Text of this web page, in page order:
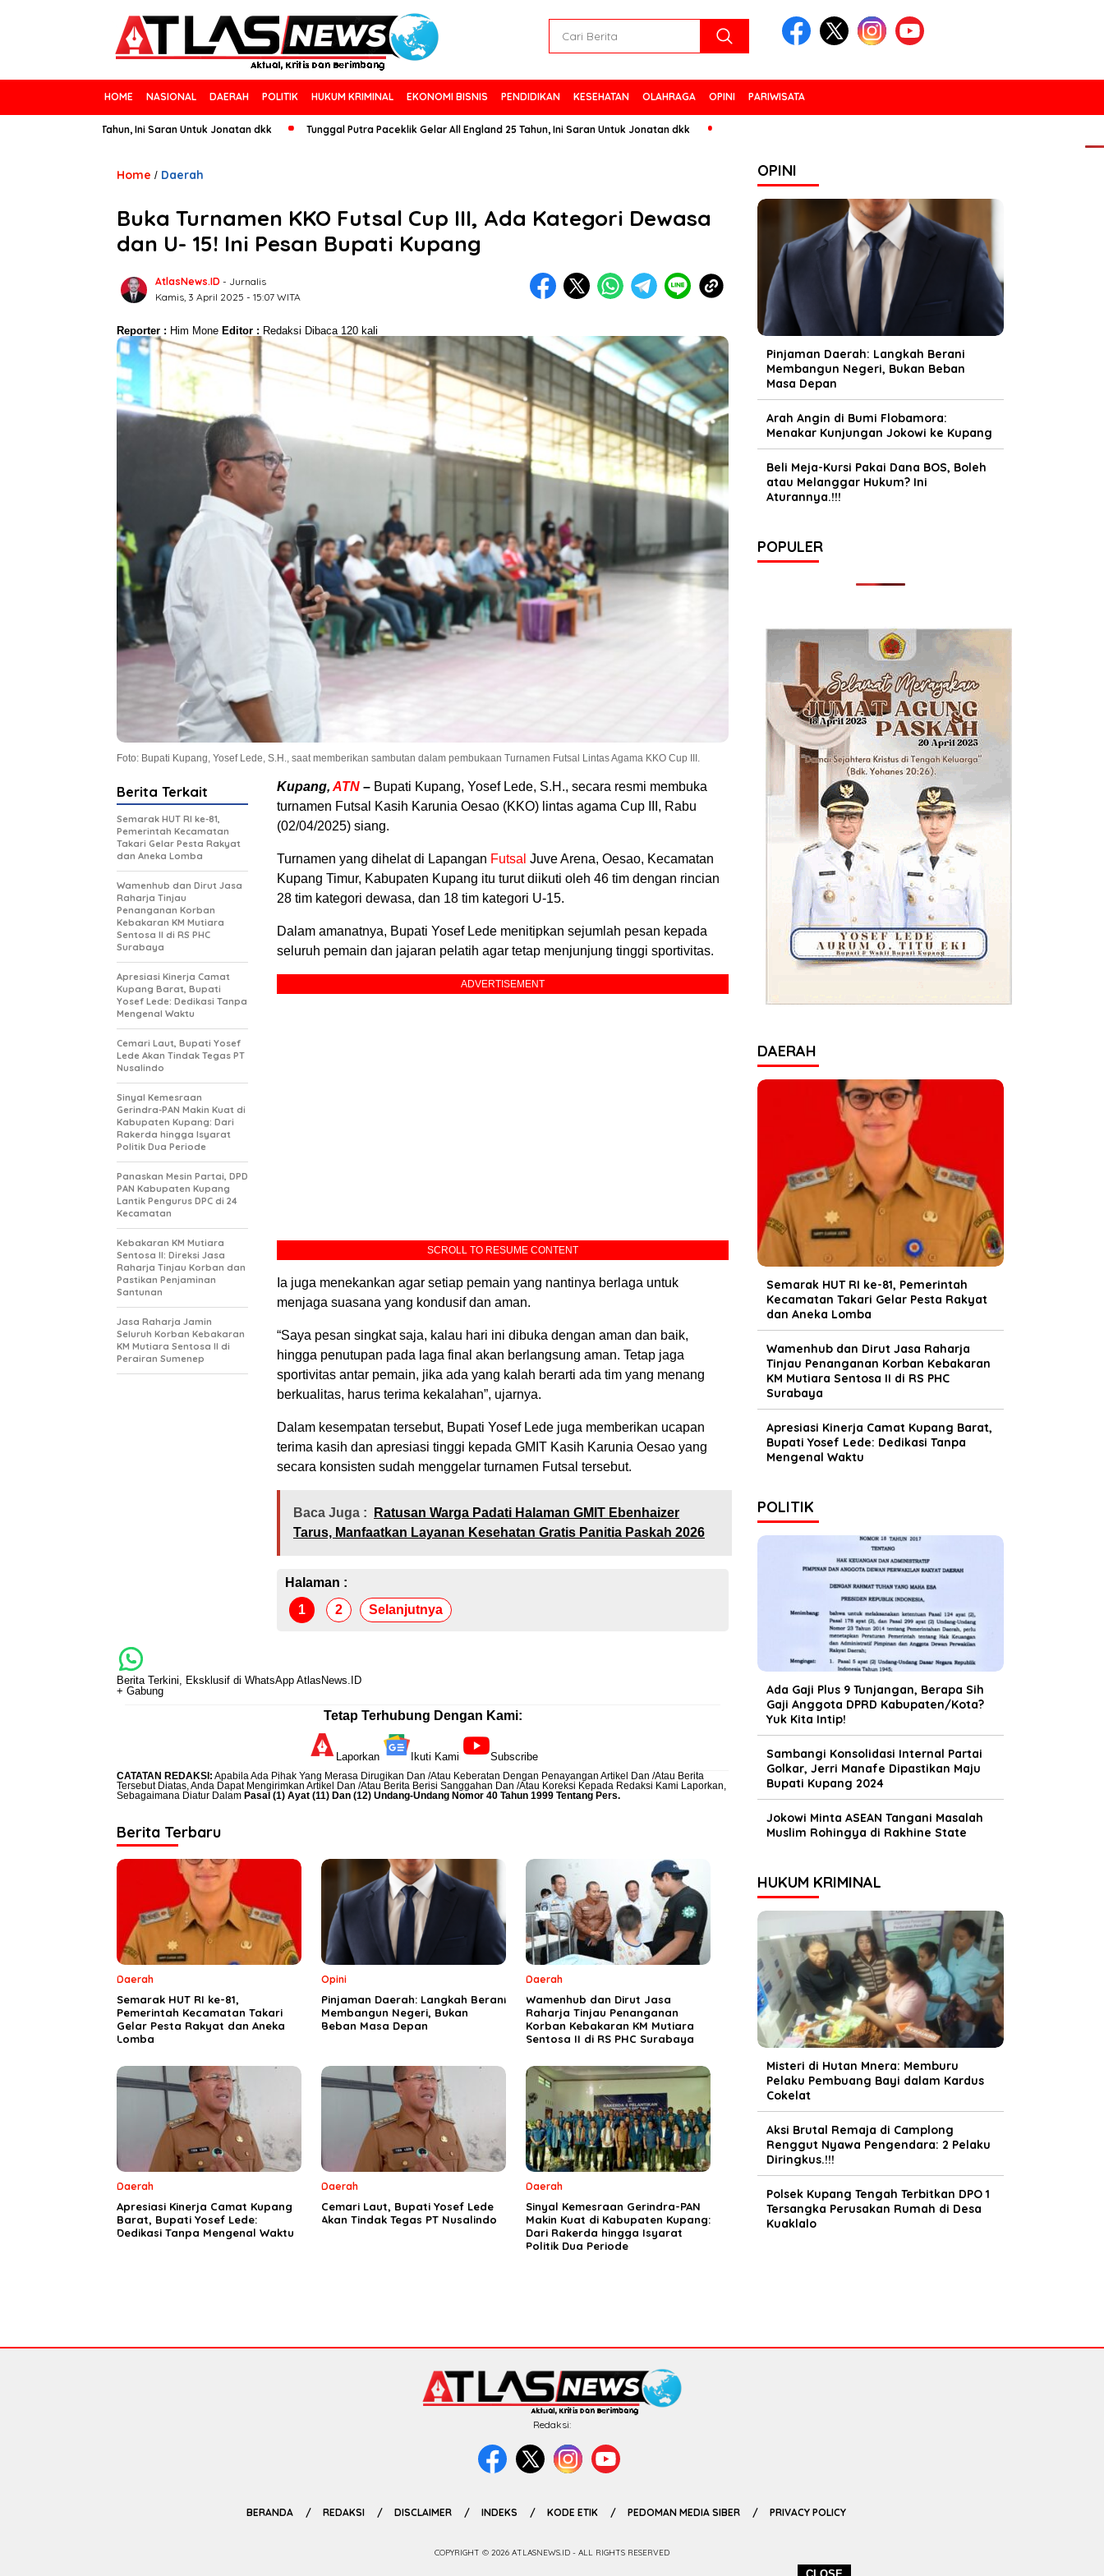
HOME NASIONAL DAERAH POLITIK HUKUM KRIMINAL EKONOMI BISNIS PENDIDIKAN KESEHATAN OLAHRAGA OPINI PARIWISATA
25 Tahun, Ini Saran Untuk Jonatan dkk Tunggal Putra Paceklik Gelar All England 25 Tahun, Ini Saran Untuk Jonatan dkk
Home / Daerah
Buka Turnamen KKO Futsal Cup III, Ada Kategori Dewasa
dan U- 15! Ini Pesan Bupati Kupang
AtlasNews.ID - Jurnalis
Kamis, 3 April 2025 - 15:07 WITA
Reporter : Him Mone Editor : Redaksi Dibaca 120 kali
Foto: Bupati Kupang, Yosef Lede, S.H., saat memberikan sambutan dalam pembukaan Turnamen Futsal Lintas Agama KKO Cup III.
Kupang, ATN – Bupati Kupang, Yosef Lede, S.H., secara resmi membuka
turnamen Futsal Kasih Karunia Oesao (KKO) lintas agama Cup III, Rabu
(02/04/2025) siang.
Turnamen yang dihelat di Lapangan Futsal Juve Arena, Oesao, Kecamatan
Kupang Timur, Kabupaten Kupang itu turut diikuti oleh 46 tim dengan rincian
28 tim kategori dewasa, dan 18 tim kategori U-15.
Dalam amanatnya, Bupati Yosef Lede menitipkan sejumlah pesan kepada
seluruh pemain dan jajaran pelatih agar tetap menjunjung tinggi sportivitas.
ADVERTISEMENT
SCROLL TO RESUME CONTENT
Ia juga menekankan agar setiap pemain yang nantinya berlaga untuk
menjaga suasana yang kondusif dan aman.
“Saya pesan singkat saja, kalau hari ini dibuka dengan aman dan baik,
hingga penutupan pada laga final akan berlangsung aman. Tetap jaga
sportivitas antar pemain, jika ada yang kalah berarti ada tim yang menang
berkualitas, harus terima kekalahan”, ujarnya.
Dalam kesempatan tersebut, Bupati Yosef Lede juga memberikan ucapan
terima kasih dan apresiasi tinggi kepada GMIT Kasih Karunia Oesao yang
secara konsisten sudah menggelar turnamen Futsal tersebut.
Baca Juga :
Ratusan Warga Padati Halaman GMIT Ebenhaizer
Tarus, Manfaatkan Layanan Kesehatan Gratis Panitia Paskah 2026
Halaman :
1
2 Selanjutnya
Berita Terkait
Semarak HUT RI ke-81,
Pemerintah Kecamatan
Takari Gelar Pesta Rakyat
dan Aneka Lomba
Wamenhub dan Dirut Jasa
Raharja Tinjau
Penanganan Korban
Kebakaran KM Mutiara
Sentosa II di RS PHC
Surabaya
Apresiasi Kinerja Camat
Kupang Barat, Bupati
Yosef Lede: Dedikasi Tanpa
Mengenal Waktu
Cemari Laut, Bupati Yosef
Lede Akan Tindak Tegas PT
Nusalindo
Sinyal Kemesraan
Gerindra-PAN Makin Kuat di
Kabupaten Kupang: Dari
Rakerda hingga Isyarat
Politik Dua Periode
Panaskan Mesin Partai, DPD
PAN Kabupaten Kupang
Lantik Pengurus DPC di 24
Kecamatan
Kebakaran KM Mutiara
Sentosa II: Direksi Jasa
Raharja Tinjau Korban dan
Pastikan Penjaminan
Santunan
Jasa Raharja Jamin
Seluruh Korban Kebakaran
KM Mutiara Sentosa II di
Perairan Sumenep
Berita Terkini, Eksklusif di WhatsApp AtlasNews.ID
+ Gabung
Tetap Terhubung Dengan Kami:
Laporkan Ikuti Kami Subscribe
CATATAN REDAKSI : Apabila Ada Pihak Yang Merasa Dirugikan Dan /Atau Keberatan Dengan Penayangan Artikel Dan /Atau Berita
Tersebut Diatas, Anda Dapat Mengirimkan Artikel Dan /Atau Berita Berisi Sanggahan Dan /Atau Koreksi Kepada Redaksi Kami Laporkan,
Sebagaimana Diatur Dalam Pasal (1) Ayat (11) Dan (12) Undang-Undang Nomor 40 Tahun 1999 Tentang Pers.
Berita Terbaru
Daerah
Semarak HUT RI ke-81,
Pemerintah Kecamatan Takari
Gelar Pesta Rakyat dan Aneka
Lomba
Opini
Pinjaman Daerah: Langkah Berani
Membangun Negeri, Bukan
Beban Masa Depan
Daerah
Wamenhub dan Dirut Jasa
Raharja Tinjau Penanganan
Korban Kebakaran KM Mutiara
Sentosa II di RS PHC Surabaya
Daerah
Apresiasi Kinerja Camat Kupang
Barat, Bupati Yosef Lede:
Dedikasi Tanpa Mengenal Waktu
Daerah
Cemari Laut, Bupati Yosef Lede
Akan Tindak Tegas PT Nusalindo
Daerah
Sinyal Kemesraan Gerindra-PAN
Makin Kuat di Kabupaten Kupang:
Dari Rakerda hingga Isyarat
Politik Dua Periode
OPINI
Pinjaman Daerah: Langkah Berani
Membangun Negeri, Bukan Beban
Masa Depan
Arah Angin di Bumi Flobamora:
Menakar Kunjungan Jokowi ke Kupang
Beli Meja-Kursi Pakai Dana BOS, Boleh
atau Melanggar Hukum? Ini
Aturannya.!!!
POPULER
DAERAH
Semarak HUT RI ke-81, Pemerintah
Kecamatan Takari Gelar Pesta Rakyat
dan Aneka Lomba
Wamenhub dan Dirut Jasa Raharja
Tinjau Penanganan Korban Kebakaran
KM Mutiara Sentosa II di RS PHC
Surabaya
Apresiasi Kinerja Camat Kupang Barat,
Bupati Yosef Lede: Dedikasi Tanpa
Mengenal Waktu
POLITIK
Ada Gaji Plus 9 Tunjangan, Berapa Sih
Gaji Anggota DPRD Kabupaten/Kota?
Yuk Kita Intip!
Sambangi Konsolidasi Internal Partai
Golkar, Jerri Manafe Dipastikan Maju
Bupati Kupang 2024
Jokowi Minta ASEAN Tangani Masalah
Muslim Rohingya di Rakhine State
HUKUM KRIMINAL
Misteri di Hutan Mnera: Memburu
Pelaku Pembuang Bayi dalam Kardus
Cokelat
Aksi Brutal Remaja di Camplong
Renggut Nyawa Pengendara: 2 Pelaku
Diringkus.!!!
Polsek Kupang Tengah Terbitkan DPO 1
Tersangka Perusakan Rumah di Desa
Kuaklalo
Redaksi:
BERANDA REDAKSI DISCLAIMER INDEKS KODE ETIK PEDOMAN MEDIA SIBER PRIVACY POLICY
COPYRIGHT © 2026 ATLASNEWS.ID - ALL RIGHTS RESERVED